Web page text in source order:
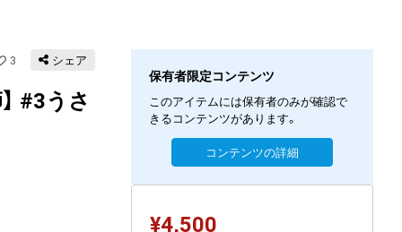
3 シェア
#3うさ
保有者限定コンテンツ
このアイテムには保有者のみが確認で
きるコンテンツがあります。
コンテンツの詳細
¥4,500